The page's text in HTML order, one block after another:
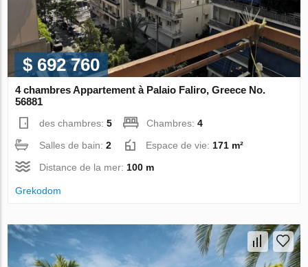
$ 692 760
4 chambres Appartement à Palaio Faliro, Greece No.
56881
des chambres:5 Chambres:4
Salles de bain:2 Espace de vie: 171 m²
Distance de la mer: 100 m
Grekodom